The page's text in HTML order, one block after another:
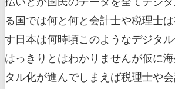
る国では何と何と会計士や税理士
す日本は何時頃このようなデジタ
はっきりとはわかりませんが仮に
タル化が進んでしまえば税理士や